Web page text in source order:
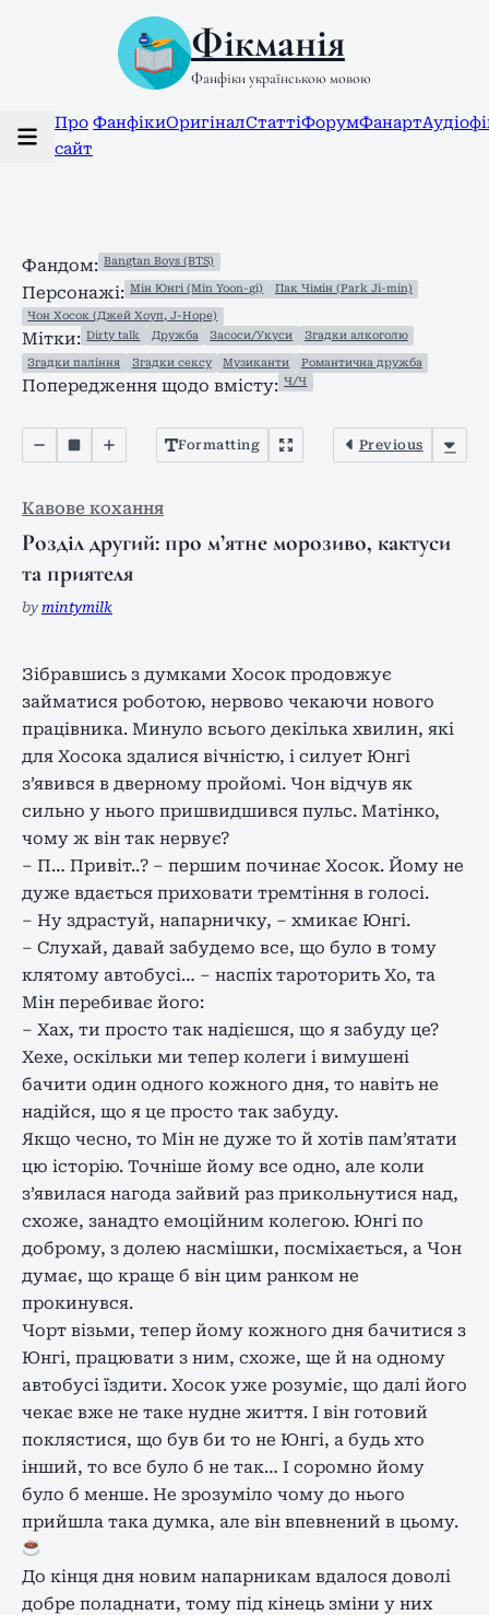
Фікманія
Фанфіки українською мовою
Про
сайт
ФанфікиОригіналСтаттіФорумФанарт
Фандом: Bangtan Boys (BTS)
Персонажі: Мін Юнгі (Min Yoon-gi) Пак Чімін (Park Ji-min)
Чон Хосок (Джей Хоуп, J-Hope)
Мітки: Dirty talk Дружба Засоси/Укуси Згадки алкоголю
Згадки паління Згадки сексу Музиканти Романтична дружба
Попередження щодо вмісту: Ч/Ч
Formatting Previous
Кавове кохання
Розділ другий: про м’ятне морозиво, кактуси
та приятеля
by mintymilk
Зібравшись з думками Хосок продовжує
займатися роботою, нервово чекаючи нового
працівника. Минуло всього декілька хвилин, які
для Хосока здалися вічністю, і силует Юнгі
з’явився в дверному пройомі. Чон відчув як
сильно у нього пришвидшився пульс. Матінко,
чому ж він так нервує?
– П… Привіт..? – першим починає Хосок. Йому не
дуже вдається приховати тремтіння в голосі.
– Ну здрастуй, напарничку, – хмикає Юнгі.
– Слухай, давай забудемо все, що було в тому
клятому автобусі… – наспіх тароторить Хо, та
Мін перебиває його:
– Хах, ти просто так надієшся, що я забуду це?
Хехе, оскільки ми тепер колеги і вимушені
бачити один одного кожного дня, то навіть не
надійся, що я це просто так забуду.
Якщо чесно, то Мін не дуже то й хотів пам’ятати
цю історію. Точніше йому все одно, але коли
з’явилася нагода зайвий раз прикольнутися над,
схоже, занадто емоційним колегою. Юнгі по
доброму, з долею насмішки, посміхається, а Чон
думає, що краще б він цим ранком не
прокинувся.
Чорт візьми, тепер йому кожного дня бачитися з
Юнгі, працювати з ним, схоже, ще й на одному
автобусі їздити. Хосок уже розуміє, що далі його
чекає вже не таке нудне життя. І він готовий
поклястися, що був би то не Юнгі, а будь хто
інший, то все було б не так… І соромно йому
було б менше. Не зрозуміло чому до нього
прийшла така думка, але він впевнений в цьому.
До кінця дня новим напарникам вдалося доволі
добре поладнати, тому під кінець зміни у них